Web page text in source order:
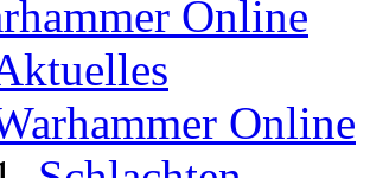
Online
Online